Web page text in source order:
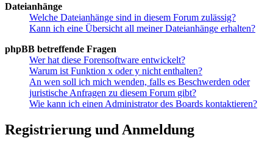
Dateianhänge
Welche Dateianhänge sind in diesem Forum zulässig?
Kann ich eine Übersicht all meiner Dateianhänge erhalten?
phpBB betreffende Fragen
Wer hat diese Forensoftware entwickelt?
Warum ist Funktion x oder y nicht enthalten?
An wen soll ich mich wenden, falls es Beschwerden oder
juristische Anfragen zu diesem Forum gibt?
Wie kann ich einen Administrator des Boards kontaktieren?
Registrierung und Anmeldung